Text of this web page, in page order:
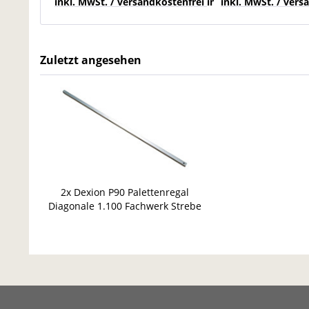
Zuletzt angesehen
2x Dexion P90 Palettenregal
Diagonale 1.100 Fachwerk Strebe